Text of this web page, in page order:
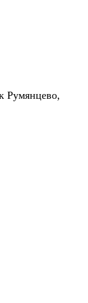
Румянцево,